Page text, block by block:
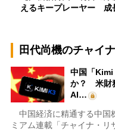
えるキープレーヤー
田代尚機のチャイ
中国「Kimi
か？ 米財
AI…
中国経済に精通する中国
ミアム連載「チャイナ・リ